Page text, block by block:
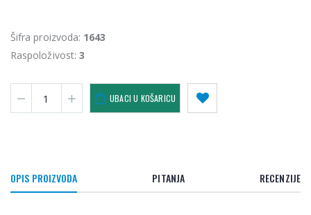
Šifra proizvoda: 1643
Raspoloživost:3
UBACI U KOŠARICU
OPIS PROIZVODA PITANJA RECENZIJE